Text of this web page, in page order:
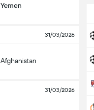
Yemen
31/03/2026
Afghanistan
31/03/2026